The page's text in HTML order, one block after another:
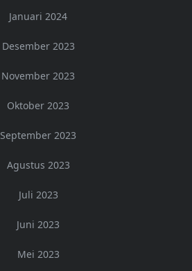
Januari 2024
Desember 2023
November 2023
Oktober 2023
September 2023
Agustus 2023
Juli 2023
Juni 2023
Mei 2023